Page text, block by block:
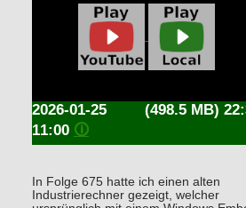
(498.5 MB)
2026-01-25
11:00 🛈
In Folge 675 hatte ich einen alten
Industrierechner gezeigt, welcher